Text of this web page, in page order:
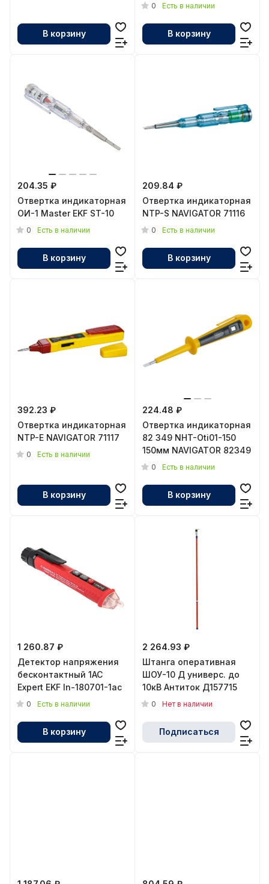
В корзину
0 Есть в наличии
В корзину
204.35 ₽
Отвертка индикаторная
ОИ-1 Master EKF ST-10
0 Есть в наличии
В корзину
209.84 ₽
Отвертка индикаторная
NTP-S NAVIGATOR 71116
0 Есть в наличии
В корзину
392.23 ₽
Отвертка индикаторная
NTP-E NAVIGATOR 71117
0 Есть в наличии
В корзину
224.48 ₽
Отвертка индикаторная
82 349 NHT-Оti01-150
150мм NAVIGATOR 82349
0 Есть в наличии
В корзину
1 260.87 ₽
Детектор напряжения
бесконтактный 1AC
Expert EKF ln-180701-1ac
0 Есть в наличии
В корзину
2 264.93 ₽
Штанга оперативная
ШОУ-10 Д универс. до
10кВ Антиток Д157715
0 Нет в наличии
Подписаться